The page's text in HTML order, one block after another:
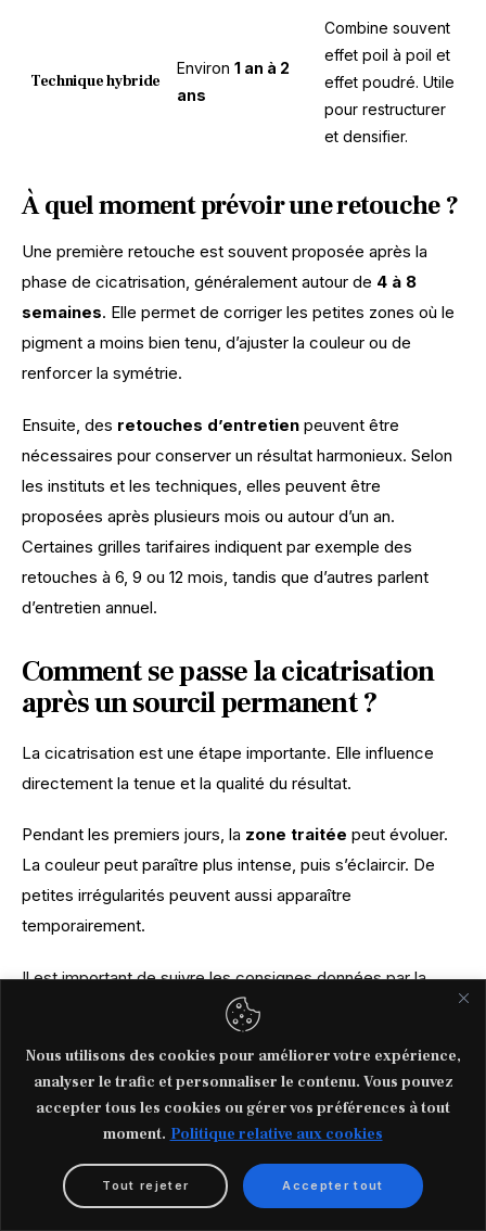
Nous utilisons des cookies pour améliorer votre expérience,
analyser le trafic et personnaliser le contenu. Vous pouvez
accepter tous les cookies ou gérer vos préférences à tout
moment. Politique relative aux cookies
Tout rejeter Accepter tout
Technique hybride
Environ 1 an à 2
ans
Combine souvent
effet poil à poil et
effet poudré. Utile
pour restructurer
et densifier.
À quel moment prévoir une retouche ?
Une première retouche est souvent proposée après la
phase de cicatrisation, généralement autour de 4 à 8
semaines. Elle permet de corriger les petites zones où le
pigment a moins bien tenu, d’ajuster la couleur ou de
renforcer la symétrie.
Ensuite, des retouches d’entretien peuvent être
nécessaires pour conserver un résultat harmonieux. Selon
les instituts et les techniques, elles peuvent être
proposées après plusieurs mois ou autour d’un an.
Certaines grilles tarifaires indiquent par exemple des
retouches à 6, 9 ou 12 mois, tandis que d’autres parlent
d’entretien annuel.
Comment se passe la cicatrisation
après un sourcil permanent ?
La cicatrisation est une étape importante. Elle influence
directement la tenue et la qualité du résultat.
Pendant les premiers jours, la zone traitée peut évoluer.
La couleur peut paraître plus intense, puis s’éclaircir. De
petites irrégularités peuvent aussi apparaître
temporairement.
Il est important de suivre les consignes données par la
praticienne. Dans certains cas, la praticienne
adaptée ou recommande un soin spécifique
pour protéger la zone traitée pendant les premiers jours.
Il faut généralement éviter :
de gratter la zone ;